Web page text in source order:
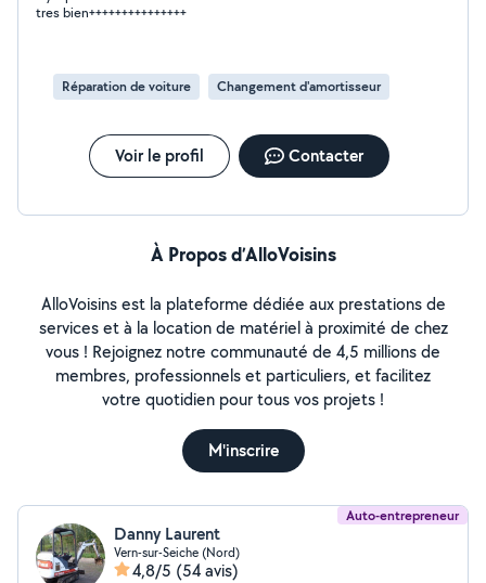
tres bien+++++++++++++++
Réparation de voiture Changement d'amortisseur
Voir le profil Contacter
À Propos d’AlloVoisins
AlloVoisins est la plateforme dédiée aux prestations de
services et à la location de matériel à proximité de chez
vous ! Rejoignez notre communauté de 4,5 millions de
membres, professionnels et particuliers, et facilitez
votre quotidien pour tous vos projets !
M'inscrire
Auto-entrepreneur
Danny Laurent
Vern-sur-Seiche (Nord)
4,8/5 (54 avis)